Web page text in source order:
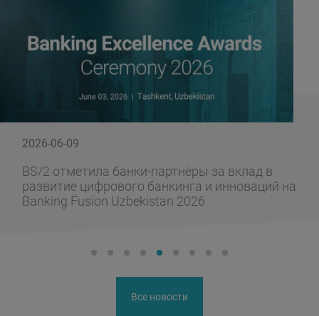
2026-06-09
BS/2 отметила банки-партнёры за вклад в
развитие цифрового банкинга и инноваций на
Banking Fusion Uzbekistan 2026
Все новости